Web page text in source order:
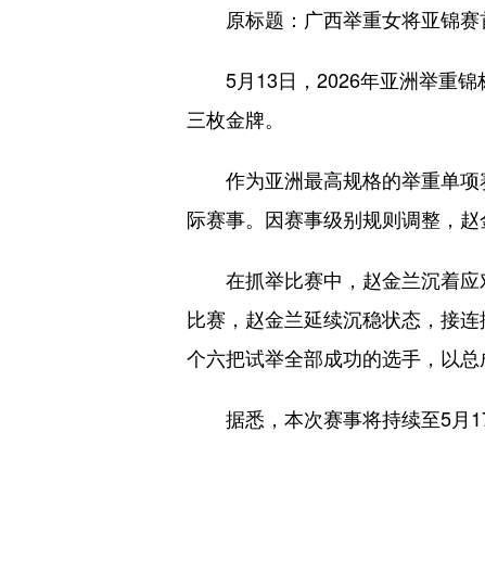
原标题：广西举重女将亚锦赛
5月13日，2026年亚洲举重锦
三枚金牌。
作为亚洲最高规格的举重单项
际赛事。因赛事级别规则调整，
在抓举比赛中，赵金兰沉着应
比赛，赵金兰延续沉稳状态，接
个六把试举全部成功的选手，以
据悉，本次赛事将持续至5月17